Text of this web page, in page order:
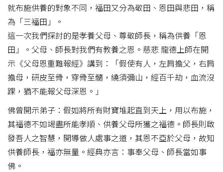
就布施供養的對象不同，福田又分為敬田、恩田與悲田，稱
為「三福田」。
這一次我們探討的是孝養父母、尊敬師長，稱為供養「恩
田」。父母、師長對我們有教養之恩。慈悲 龍德上師在開
示《父母恩重難報經》講到：「假使有人，左肩擔父，右肩
擔母，研皮至骨，穿骨至髓，繞須彌山，經百千劫，血流沒
踝，猶不能報父母深恩。」
佛曾開示弟子：假如將所有財寶堆起直到天上，用以布施，
其福德不如竭盡所能孝順、供養父母所獲之福德。師長則啟
發吾人之智慧，開導做人處事之道，其恩不亞於父母，故知
供養師長，福亦無量。經典亦言：事奉父母、師長當如事
佛。